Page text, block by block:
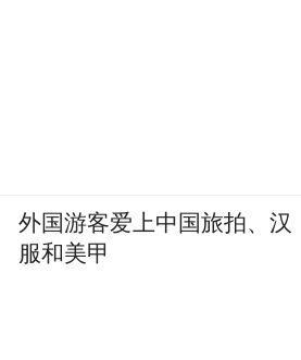
外国游客爱上中国旅拍、汉
服和美甲